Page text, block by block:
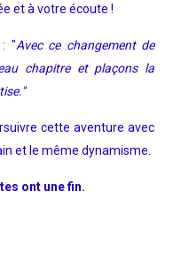
et à votre écoute !
: "Avec ce changement de
chapitre et plaçons la
cette aventure avec
et le même dynamisme.
ont une fin.